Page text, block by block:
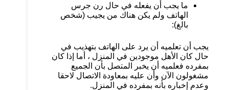
ما يجب أن يفعله في حال رن جرس
الهاتف ولم يكن هناك من يجيب (شخص
بالغ):
يجب أن تعلميه أن يرد على الهاتف بتهذيب في
حال كان الأهل موجودين في المنزل ، أما إذا كان
بمفرده فعلميه أن يخبر المتصل بأن الجميع
مشغولون الآن وأن عليه بمعاودة الاتصال لاحقا
وعدم إخباره بأنه بمفرده في المنزل.